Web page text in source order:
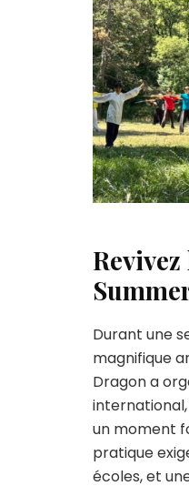
Durant une
magnifique
Dragon a
un moment
pratique
écoles, et